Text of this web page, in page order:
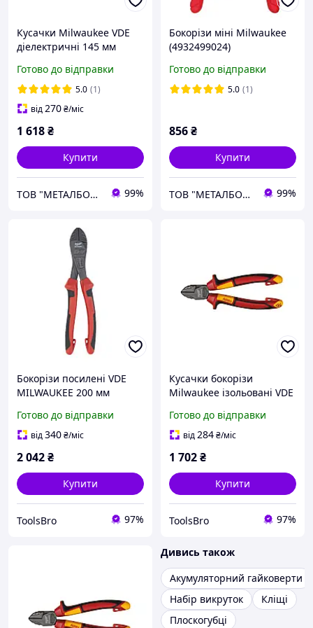
Кусачки Milwaukee VDE
діелектричні 145 мм
Готово до відправки
5.0 (1)
від270₴/міс
1 618₴
Купити
ТОВ "МЕТАЛБОКС" 99%
Бокорізи міні Milwaukee
(4932499024)
Готово до відправки
5.0 (1)
856₴
Купити
ТОВ "МЕТАЛБОКС" 99%
Бокорізи посилені VDE
MILWAUKEE 200 мм
Готово до відправки
від340₴/міс
2 042₴
Купити
ToolsBro 97%
Кусачки бокорізи
Milwaukee ізольовані VDE
Готово до відправки
від284₴/міс
1 702₴
Купити
ToolsBro 97%
Дивись також
Акумуляторний гайковерти
Набір викруток
Кліщі
Плоскогубці